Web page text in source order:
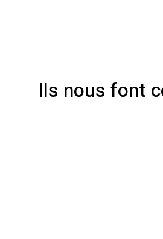
Ils nous font